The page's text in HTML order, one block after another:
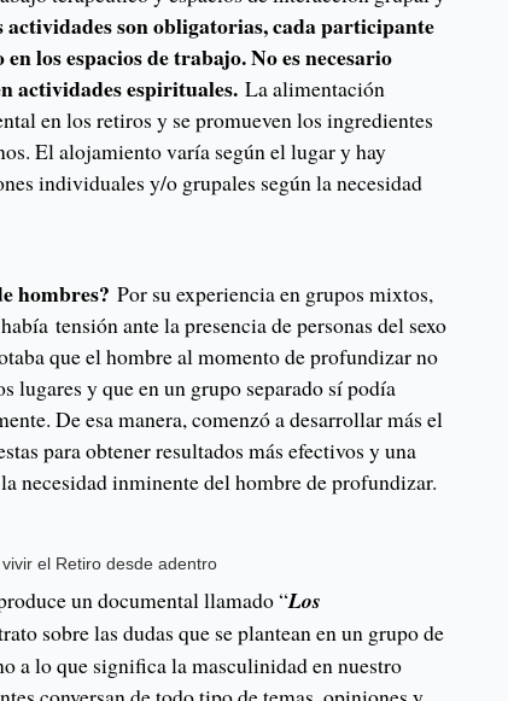
actividades son obligatorias, cada participante
los espacios de trabajo. No es necesario
actividades espirituales. La alimentación
en los retiros y se promueven los ingredientes
El alojamiento varía según el lugar y hay
individuales y/o grupales según la necesidad
hombres?Por su experiencia en grupos mixtos,
tensión ante la presencia de personas del sexo
que el hombre al momento de profundizar no
lugares y que en un grupo separado sí podía
De esa manera, comenzó a desarrollar más el
para obtener resultados más efectivos y una
necesidad inminente del hombre de profundizar.
el Retiro desde adentro
un documental llamado “Los
sobre las dudas que se plantean en un grupo de
a lo que significa la masculinidad en nuestro